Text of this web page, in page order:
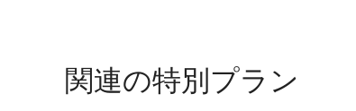
関連の特別プラン